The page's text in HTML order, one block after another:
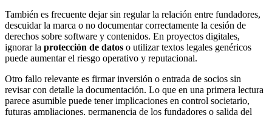
También es frecuente dejar sin regular la relación entre fundadores,
descuidar la marca o no documentar correctamente la cesión de
derechos sobre software y contenidos. En proyectos digitales,
ignorar la protección de datos o utilizar textos legales genéricos
puede aumentar el riesgo operativo y reputacional.
Otro fallo relevante es firmar inversión o entrada de socios sin
revisar con detalle la documentación. Lo que en una primera lectura
parece asumible puede tener implicaciones en control societario,
futuras ampliaciones, permanencia de los fundadores o salida del